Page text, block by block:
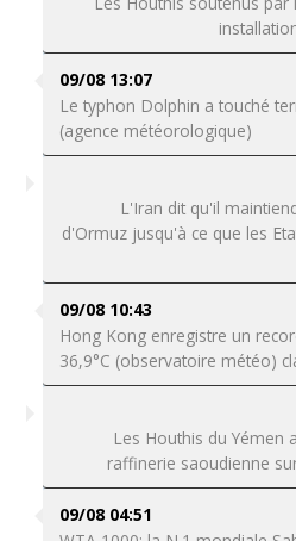
09/08 13:07
Le typhon Dolphin a touché
(agence météorologique)
L'Iran dit qu'il
d'Ormuz jusqu'à ce que les
09/08 10:43
Hong Kong enregistre un
36,9°C (observatoire météo)
Les Houthis du
raffinerie saoudienne
09/08 04:51